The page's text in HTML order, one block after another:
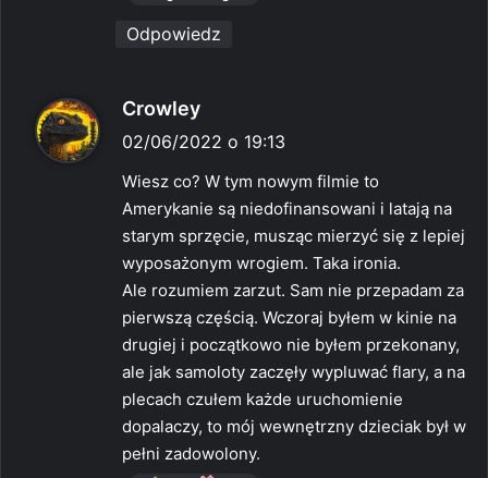
Odpowiedz
Crowley
i
z
e
:
02/06/2022 o 19:13
Wiesz co? W tym nowym filmie to
Amerykanie są niedofinansowani i latają na
starym sprzęcie, musząc mierzyć się z lepiej
wyposażonym wrogiem. Taka ironia.
Ale rozumiem zarzut. Sam nie przepadam za
pierwszą częścią. Wczoraj byłem w kinie na
drugiej i początkowo nie byłem przekonany,
ale jak samoloty zaczęły wypluwać flary, a na
plecach czułem każde uruchomienie
dopalaczy, to mój wewnętrzny dzieciak był w
pełni zadowolony.